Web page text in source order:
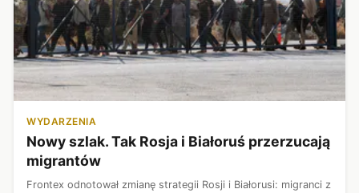
WYDARZENIA
Nowy szlak. Tak Rosja i Białoruś przerzucają
migrantów
Frontex odnotował zmianę strategii Rosji i Białorusi: migranci z